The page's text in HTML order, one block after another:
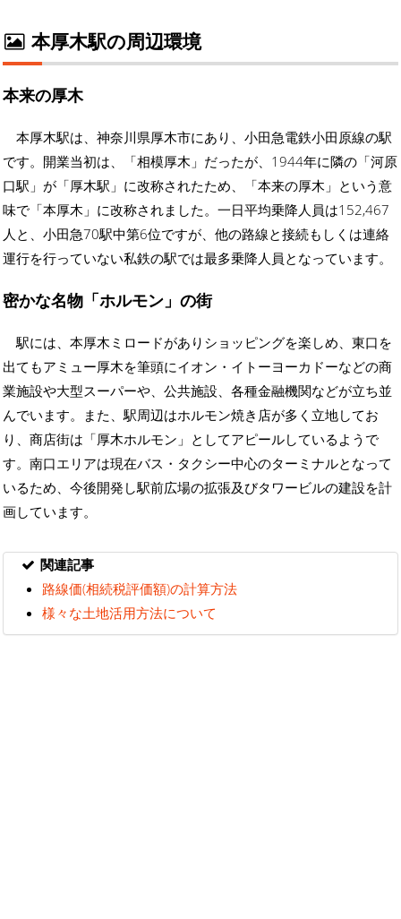
本厚木駅の周辺環境
本来の厚木
本厚木駅は、神奈川県厚木市にあり、小田急電鉄小田原線の駅
です。開業当初は、「相模厚木」だったが、1944年に隣の「河原
口駅」が「厚木駅」に改称されたため、「本来の厚木」という意
味で「本厚木」に改称されました。一日平均乗降人員は152,467
人と、小田急70駅中第6位ですが、他の路線と接続もしくは連絡
運行を行っていない私鉄の駅では最多乗降人員となっています。
密かな名物「ホルモン」の街
駅には、本厚木ミロードがありショッピングを楽しめ、東口を
出てもアミュー厚木を筆頭にイオン・イトーヨーカドーなどの商
業施設や大型スーパーや、公共施設、各種金融機関などが立ち並
んでいます。また、駅周辺はホルモン焼き店が多く立地してお
り、商店街は「厚木ホルモン」としてアピールしているようで
す。南口エリアは現在バス・タクシー中心のターミナルとなって
いるため、今後開発し駅前広場の拡張及びタワービルの建設を計
画しています。
関連記事
路線価(相続税評価額)の計算方法
様々な土地活用方法について